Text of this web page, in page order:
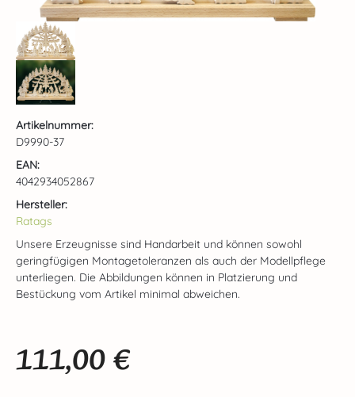
Artikelnummer:
D9990-37
EAN:
4042934052867
Hersteller:
Ratags
Unsere Erzeugnisse sind Handarbeit und können sowohl
geringfügigen Montagetoleranzen als auch der Modellpflege
unterliegen. Die Abbildungen können in Platzierung und
Bestückung vom Artikel minimal abweichen.
Regulärer Preis:
111,00 €